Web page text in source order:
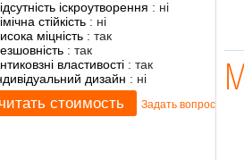
іскроутворення : ні
стійкість : ні
міцність :так
:так
властивості :так
дизайн : ні
Задать вопрос